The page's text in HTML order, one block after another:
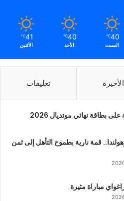
40
℃
السبت
40
℃
الأحد
41
℃
الأثنين
الأخيرة تعليقات
بطاقة نهائي مونديال 2026
قمة نارية بطموح التأهل إلى ثمن
مباراة مثيرة